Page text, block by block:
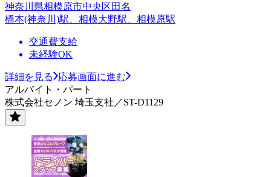
神奈川県相模原市中央区田名
橋本(神奈川)駅、相模大野駅、相模原駅
交通費支給
未経験OK
詳細を見る
応募画面に進む
アルバイト・パート
株式会社セノン 埼玉支社／ST-D1129